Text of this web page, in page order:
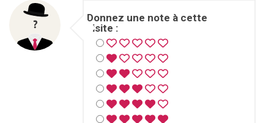
Donnez une note à cette
visite :